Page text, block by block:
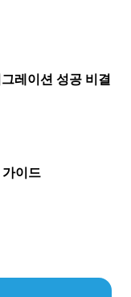
레이션 성공 비결
이드